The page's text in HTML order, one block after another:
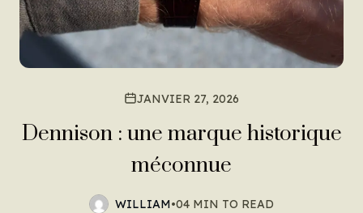
JANVIER 27, 2026
Dennison : une marque historique
méconnue
WILLIAM•04 MIN TO READ